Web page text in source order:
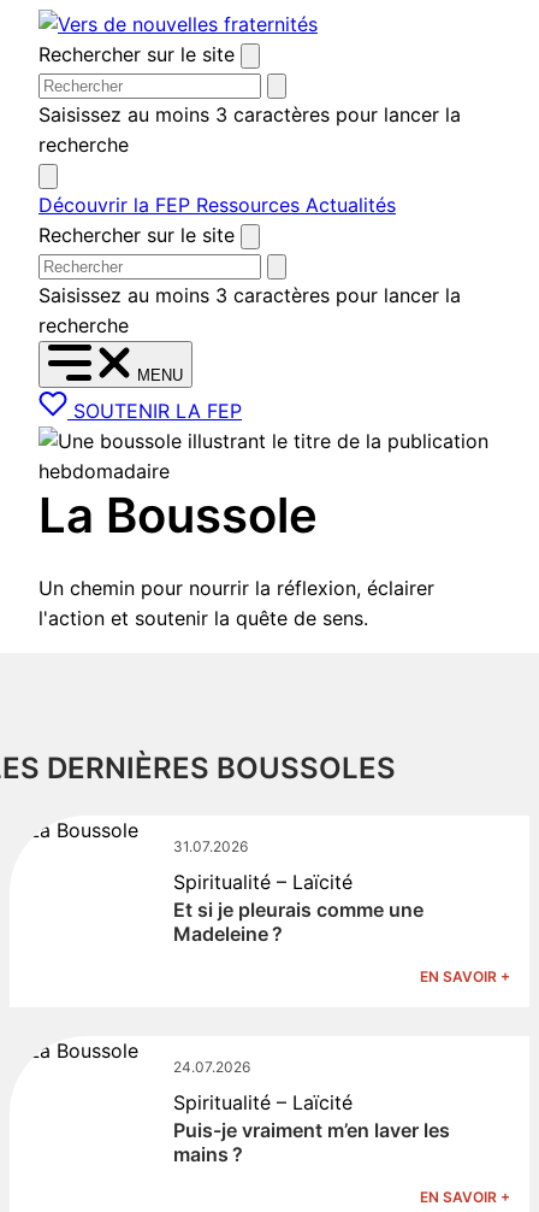
Aller au contenu
Rechercher sur le site
Saisissez au moins 3 caractères pour lancer la
recherche
Découvrir la FEP Ressources Actualités
Rechercher sur le site
Saisissez au moins 3 caractères pour lancer la
recherche
MENU
SOUTENIR LA FEP
La Boussole
Un chemin pour nourrir la réflexion, éclairer
l'action et soutenir la quête de sens.
DERNIÈRES BOUSSOLES
31.07.2026
Spiritualité – Laïcité
Et si je pleurais comme une
Madeleine ?
EN SAVOIR +
24.07.2026
Spiritualité – Laïcité
Puis-je vraiment m’en laver les
mains ?
EN SAVOIR +